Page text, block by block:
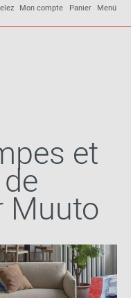
Mon compte Panier Menü
et
Muuto